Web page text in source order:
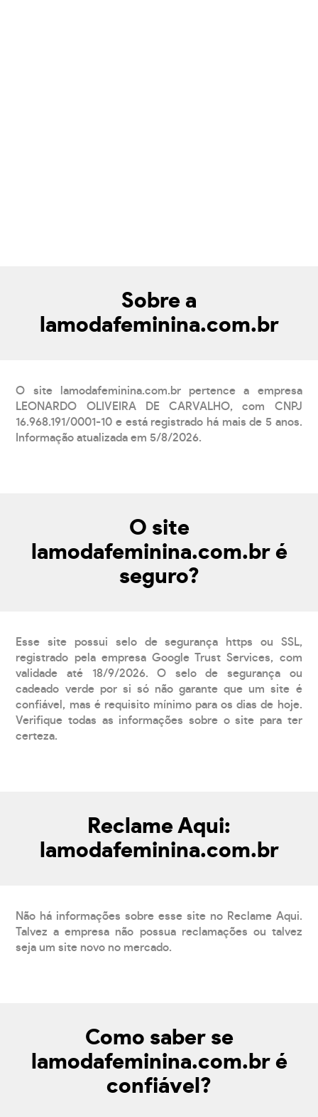
Sobre a
lamodafeminina.com.br
O site lamodafeminina.com.br pertence a empresa
LEONARDO OLIVEIRA DE CARVALHO, com CNPJ
16.968.191/0001-10 e está registrado há mais de 5 anos.
Informação atualizada em 5/8/2026.
O site
lamodafeminina.com.br é
seguro?
Esse site possui selo de segurança https ou SSL,
registrado pela empresa Google Trust Services, com
validade até 18/9/2026. O selo de segurança ou
cadeado verde por si só não garante que um site é
confiável, mas é requisito mínimo para os dias de hoje.
Verifique todas as informações sobre o site para ter
certeza.
Reclame Aqui:
lamodafeminina.com.br
Não há informações sobre esse site no Reclame Aqui.
Talvez a empresa não possua reclamações ou talvez
seja um site novo no mercado.
Como saber se
lamodafeminina.com.br é
confiável?